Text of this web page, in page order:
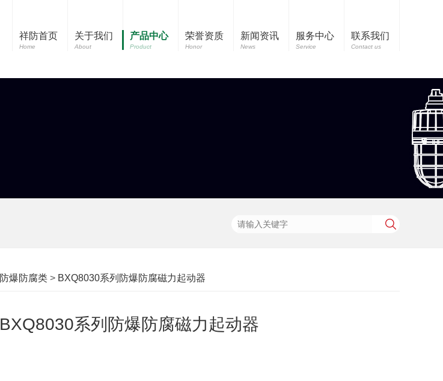
祥防首页
Home
关于我们
About
产品中心
Product
荣誉资质
Honor
新闻资讯
News
服务中心
Service
联系我们
Contact us
防爆防腐类 > BXQ8030系列防爆防腐磁力起动器
BXQ8030系列防爆防腐磁力起动器